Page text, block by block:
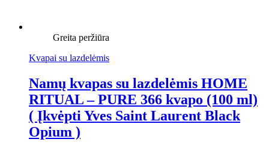
Greita peržiūra
Kvapai su lazdelėmis
Namų kvapas su lazdelėmis HOME
RITUAL – PURE 366 kvapo (100 ml)
( Įkvėpti Yves Saint Laurent Black
Opium )